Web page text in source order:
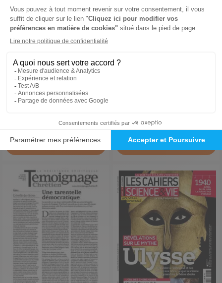
Théâtre(s)
1 an
Ajouter au panier
31,37 €
Ajouter au panier